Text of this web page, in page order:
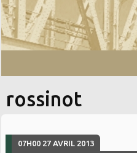
rossinot
07H00 27 AVRIL 2013